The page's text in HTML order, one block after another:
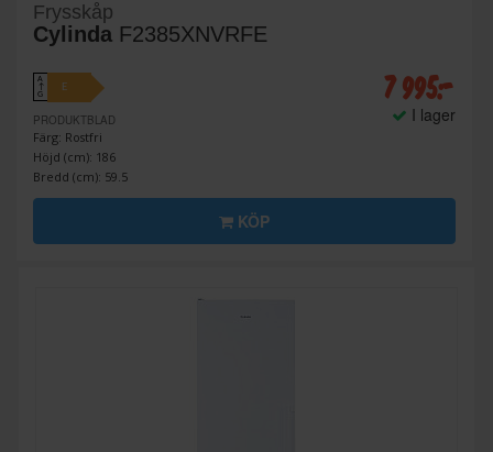
Frysskåp
Cylinda F2385XNVRFE
A
↑
G
E
PRODUKTBLAD
Färg: Rostfri
Höjd (cm): 186
Bredd (cm): 59.5
7 995:-
I lager
KÖP